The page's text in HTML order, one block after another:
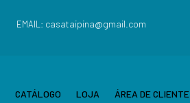
EMAIL: casataipina@gmail.com
CATÁLOGO LOJA ÁREA DE CLIENTE